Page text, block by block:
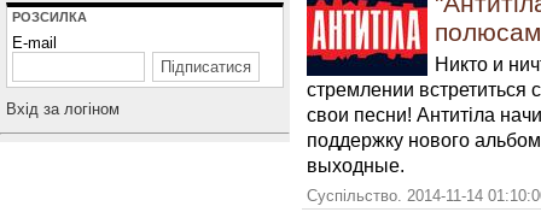
РОЗСИЛКА
E-mail
Вхiд за логiном
Никто и
стремлении
свои песни! Антитіла
поддержку нового
выходные.
Суспільство. 2014-11-14